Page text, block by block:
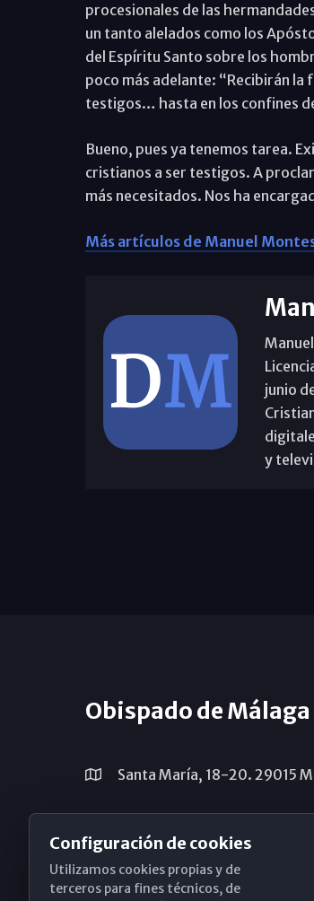
procesionales de las
un tanto alelados como los
del Espíritu Santo sobre los
poco más adelante: “Recibirán
testigos… hasta en los confines
Bueno, pues ya tenemos tarea.
cristianos a ser testigos. A
más necesitados. Nos ha
Más artículos de Manuel
junio
y
Obispado de Málaga
Santa María, 18-20. 29015
obispado@diocesismalaga.es
Configuración de cookies
Utilizamos cookies propias y de
terceros para fines técnicos, de